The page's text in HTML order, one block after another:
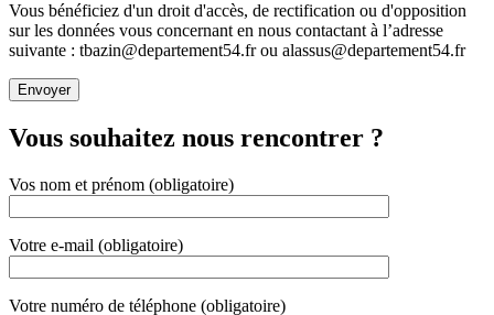
Vous bénéficiez d'un droit d'accès, de rectification ou d'opposition
sur les données vous concernant en nous contactant à l’adresse
suivante : tbazin@departement54.fr ou alassus@departement54.fr
Vous souhaitez nous rencontrer ?
Vos nom et prénom (obligatoire)
Votre e-mail (obligatoire)
Votre numéro de téléphone (obligatoire)